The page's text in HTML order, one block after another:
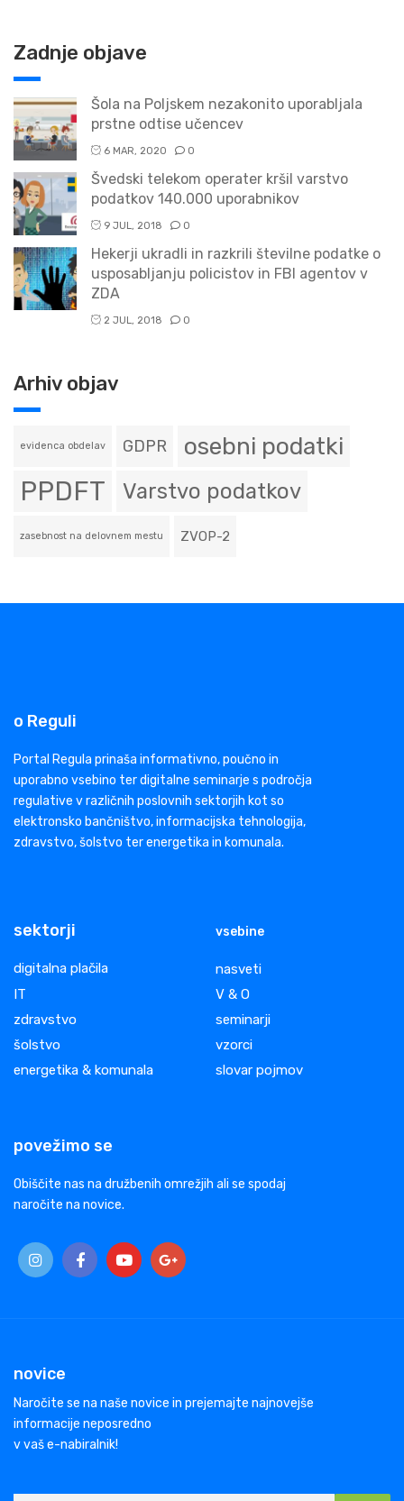
Zadnje objave
Šola na Poljskem nezakonito uporabljala
prstne odtise učencev
6 MAR, 2020 0
Švedski telekom operater kršil varstvo
podatkov 140.000 uporabnikov
9 JUL, 2018 0
Hekerji ukradli in razkrili številne podatke o
usposabljanju policistov in FBI agentov v
ZDA
2 JUL, 2018 0
Arhiv objav
evidenca obdelav GDPR osebni podatki
PPDFT Varstvo podatkov
zasebnost na delovnem mestu ZVOP-2
o Reguli
Portal Regula prinaša informativno, poučno in
uporabno vsebino ter digitalne seminarje s področja
regulative v različnih poslovnih sektorjih kot so
elektronsko bančništvo, informacijska tehnologija,
zdravstvo, šolstvo ter energetika in komunala.
sektorji
digitalna plačila
IT
zdravstvo
šolstvo
energetika & komunala
vsebine
nasveti
V & O
seminarji
vzorci
slovar pojmov
povežimo se
Obiščite nas na družbenih omrežjih ali se spodaj
naročite na novice.
novice
Naročite se na naše novice in prejemajte najnovejše
informacije neposredno
v vaš e-nabiralnik!